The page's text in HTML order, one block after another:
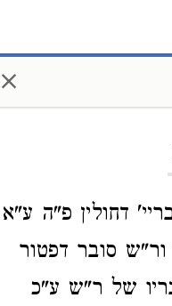
×
דחולין פ"ה ע"א
סובר דפטור
של ר"ש ע"כ